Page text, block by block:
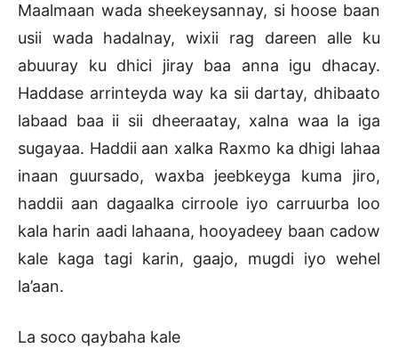
Maalmaan wada sheekeysannay, si hoose baan
usii wada hadalnay, wixii rag dareen alle ku
abuuray ku dhici jiray baa anna igu dhacay.
Haddase arrinteyda way ka sii dartay, dhibaato
labaad baa ii sii dheeraatay, xalna waa la iga
sugayaa. Haddii aan xalka Raxmo ka dhigi lahaa
inaan guursado, waxba jeebkeyga kuma jiro,
haddii aan dagaalka cirroole iyo carruurba loo
kala harin aadi lahaana, hooyadeey baan cadow
kale kaga tagi karin, gaajo, mugdi iyo wehel
la’aan.
La soco qaybaha kale